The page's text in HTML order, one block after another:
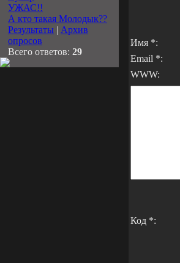
УЖАС!!
А кто такая Молодык??
Результаты | Архив
опросов
Всего ответов: 29
Имя *:
Email *:
WWW:
Код *: